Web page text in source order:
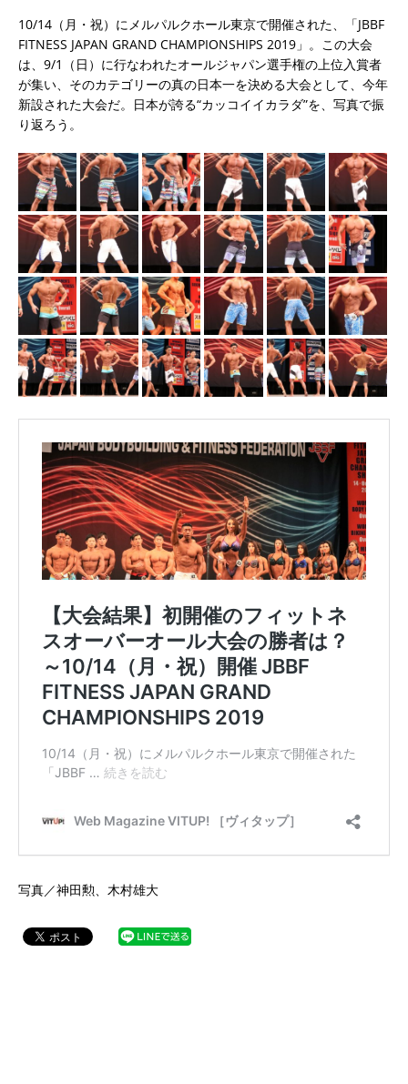
10/14（月・祝）にメルパルクホール東京で開催された、「JBBF
FITNESS JAPAN GRAND CHAMPIONSHIPS 2019」。この大会
は、9/1（日）に行なわれたオールジャパン選手権の上位入賞者
が集い、そのカテゴリーの真の日本一を決める大会として、今年
新設された大会だ。日本が誇る“カッコイイカラダ”を、写真で振
り返ろう。
写真／神田勲、木村雄大